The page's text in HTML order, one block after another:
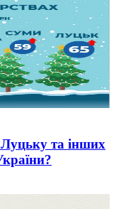
та інших